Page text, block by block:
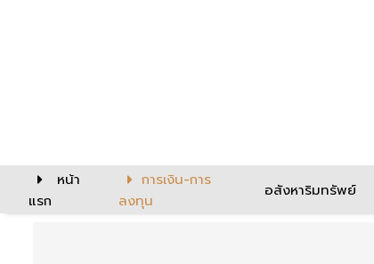
หน้า
แรก
การเงิน-การ
ลงทุน
อสังหาริมทรัพย์